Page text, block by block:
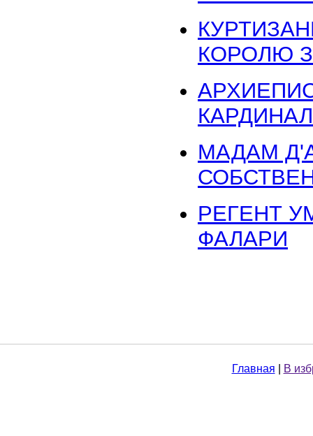
КОРОЛЮ
МАДАМ
РЕГЕНТ
ФАЛАРИ
Главная В